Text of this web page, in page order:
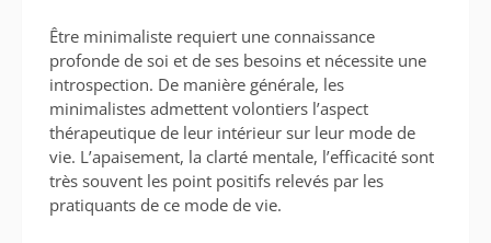
Être minimaliste requiert une connaissance
profonde de soi et de ses besoins et nécessite une
introspection. De manière générale, les
minimalistes admettent volontiers l’aspect
thérapeutique de leur intérieur sur leur mode de
vie. L’apaisement, la clarté mentale, l’efficacité sont
très souvent les point positifs relevés par les
pratiquants de ce mode de vie.